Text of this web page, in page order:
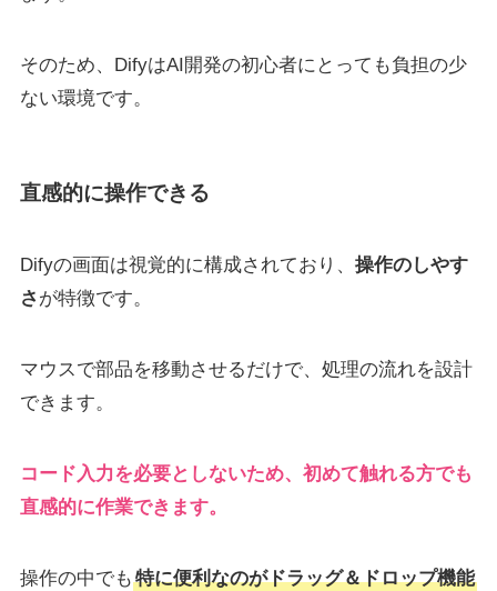
そのため、DifyはAI開発の初心者にとっても負担の少
ない環境です。
直感的に操作できる
Difyの画面は視覚的に構成されており、 操作のしやす
さ が特徴です。
マウスで部品を移動させるだけで、処理の流れを設計
できます。
コード入力を必要としないため、初めて触れる方でも
直感的に作業できます。
操作の中でも 特に便利なのがドラッグ＆ドロップ機能